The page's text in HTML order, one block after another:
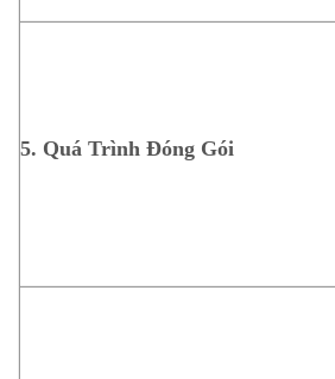
5. Quá Trình Đóng Gói